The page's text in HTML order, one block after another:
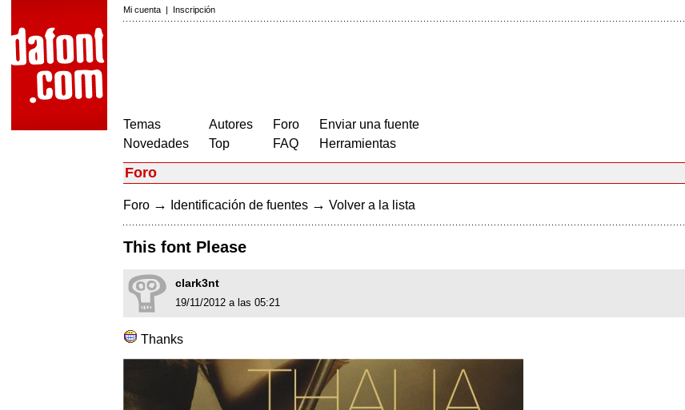
Mi cuenta | Inscripción
Temas
Novedades
Autores
Top
Foro
FAQ
Enviar una fuente
Herramientas
Foro
Foro → Identificación de fuentes → Volver a la lista
This font Please
clark3nt
19/11/2012 a las 05:21
Thanks